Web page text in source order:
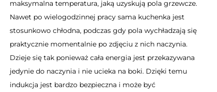
maksymalna temperatura, jaką uzyskują pola grzewcze.
Nawet po wielogodzinnej pracy sama kuchenka jest
stosunkowo chłodna, podczas gdy pola wychładzają się
praktycznie momentalnie po zdjęciu z nich naczynia.
Dzieje się tak ponieważ cała energia jest przekazywana
jedynie do naczynia i nie ucieka na boki. Dzięki temu
indukcja jest bardzo bezpieczna i może być